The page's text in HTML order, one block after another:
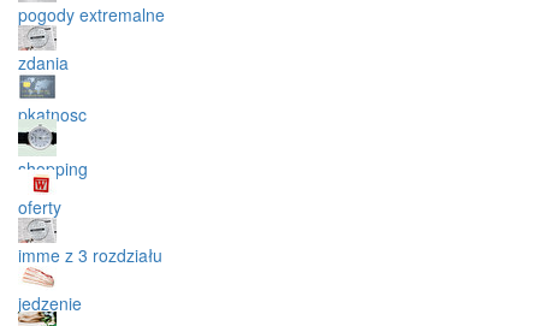
pogody extremalne
zdania
pkatnosc
shopping
oferty
imme z 3 rozdziału
jedzenie